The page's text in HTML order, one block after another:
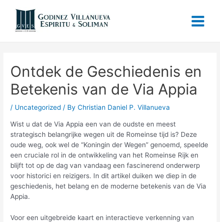
Ontdek de Geschiedenis en
Betekenis van de Via Appia
/ Uncategorized / ByChristian Daniel P. Villanueva
Wist u dat de Via Appia een van de oudste en meest
strategisch belangrijke wegen uit de Romeinse tijd is? Deze
oude weg, ook wel de “Koningin der Wegen” genoemd, speelde
een cruciale rol in de ontwikkeling van het Romeinse Rijk en
blijft tot op de dag van vandaag een fascinerend onderwerp
voor historici en reizigers. In dit artikel duiken we diep in de
geschiedenis, het belang en de moderne betekenis van de Via
Appia.
Voor een uitgebreide kaart en interactieve verkenning van